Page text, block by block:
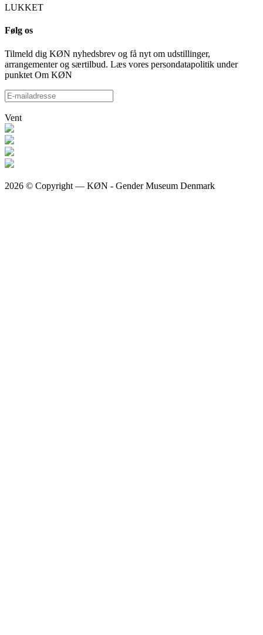
LUKKET
Følg os
Tilmeld dig KØN nyhedsbrev og få nyt om udstillinger,
arrangementer og særtilbud. Læs vores persondatapolitik under
punktet Om KØN
Vent
2026 © Copyright — KØN - Gender Museum Denmark